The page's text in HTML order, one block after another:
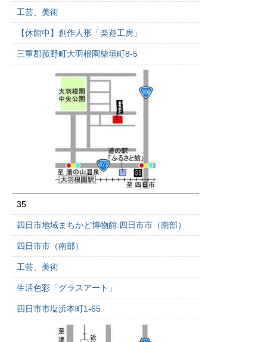
工芸、美術
【休館中】創作人形「楽遊工房」
三重郡菰野町大羽根園柴垣町8-5
35
四日市地域まちかど博物館:四日市市（南部）
四日市市（南部）
工芸、美術
生活色彩「グラスアート」
四日市市塩浜本町1-65